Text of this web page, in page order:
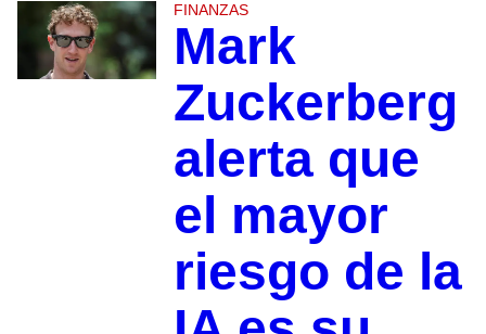
FINANZAS
Mark
Zuckerberg
alerta que
el mayor
riesgo de la